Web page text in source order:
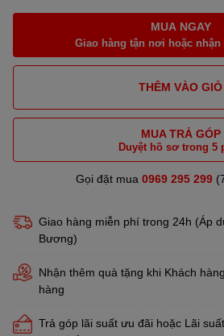
MUA NGAY
Giao hàng tận nơi hoặc nhận
THÊM VÀO GIỎ
MUA TRẢ GÓP
Duyệt hồ sơ trong 5
Gọi đặt mua 0969 295 299
Giao hàng miễn phí trong 24h (Áp
Bương)
Nhận thêm quà tặng khi Khách
hàng
Trả góp lãi suất ưu đãi hoặc Lãi